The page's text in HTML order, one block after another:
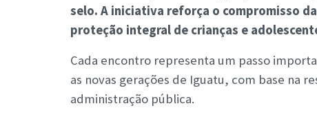
selo. A iniciativa reforça o compromisso
proteção integral de crianças e
Cada encontro representa um passo
as novas gerações de Iguatu, com base na
administração pública.